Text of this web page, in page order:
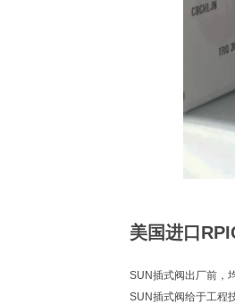
美国进口
SUN插式阀出厂前，
SUN插式阀给于工程